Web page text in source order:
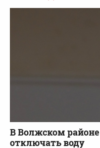
В Волжском
отключать воду